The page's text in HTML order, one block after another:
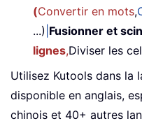
(Convertir en mots,
...) Fusionner et
lignes,Diviser les
Utilisez Kutools dans la
disponible en anglais,
chinois et 40+ autres